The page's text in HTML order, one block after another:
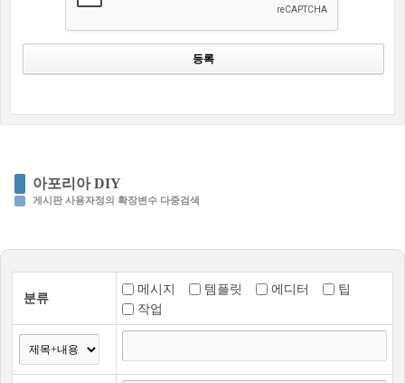
아포리아 DIY
게시판 사용자정의 확장변수 다중검색
분류
메시지 템플릿 에디터
팁
작업